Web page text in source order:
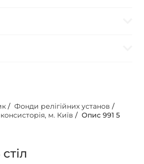
/ Фонди релігійних установ /
м. Київ / Опис 991 5